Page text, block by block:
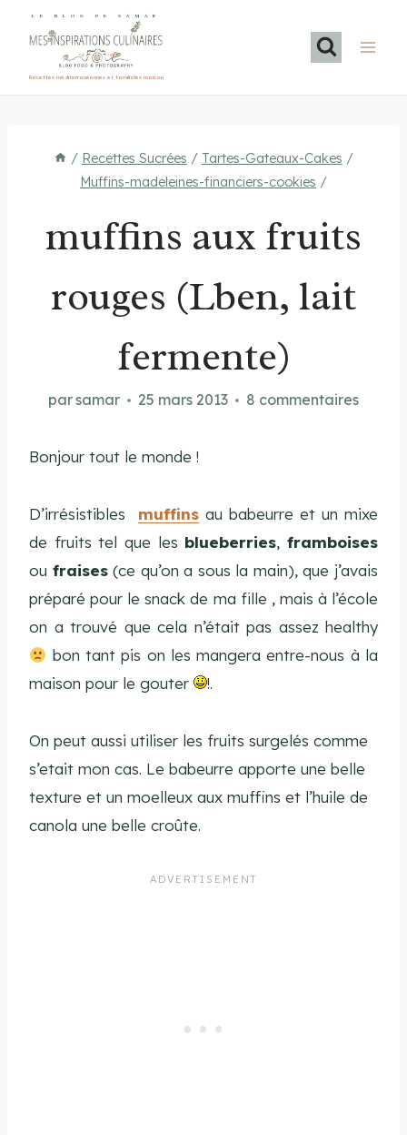
LE BLOG DE SAMAR
Recettes méditerranéennes et familiales maison
/ Recettes Sucrées / Tartes-Gateaux-Cakes /
Muffins-madeleines-financiers-cookies /
muffins aux fruits
rouges (Lben, lait
fermente)
parsamar 25 mars 2013 8 commentaires
Bonjour tout le monde !
D’irrésistibles muffins au babeurre et un mixe
de fruits tel que les blueberries,framboises
ou fraises(ce qu’on a sous la main), que j’avais
préparé pour le snack de ma fille , mais à l’école
on a trouvé que cela n’était pas assez healthy
bon tant pis on les mangera entre-nous à la
maison pour le gouter
!.
On peut aussi utiliser les fruits surgelés comme
s’etait mon cas. Le babeurre apporte une belle
texture et un moelleux aux muffins et l’huile de
canola une belle croûte.